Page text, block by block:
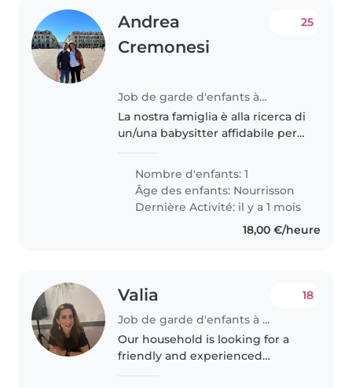
Andrea
Cremonesi
Job de garde d'enfants à Sandweiler
25
La nostra famiglia è alla ricerca di
un/una babysitter affidabile per
di 6 mesi. Siamo una famiglia
multilingue che parla francese,
inglese, italiano..
Nombre d'enfants: 1
Âge des enfants: Nourrisson
Dernière Activité: il y a 1 mois
18,00 €/heure
Valia
Job de garde d'enfants à Sandweiler
18
Our household is looking for a
friendly and experienced